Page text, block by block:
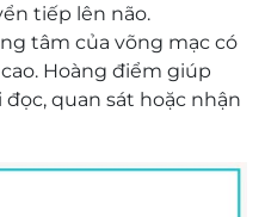
tiếp lên não.
tâm của võng mạc có
Hoàng điểm giúp
quan sát hoặc nhận